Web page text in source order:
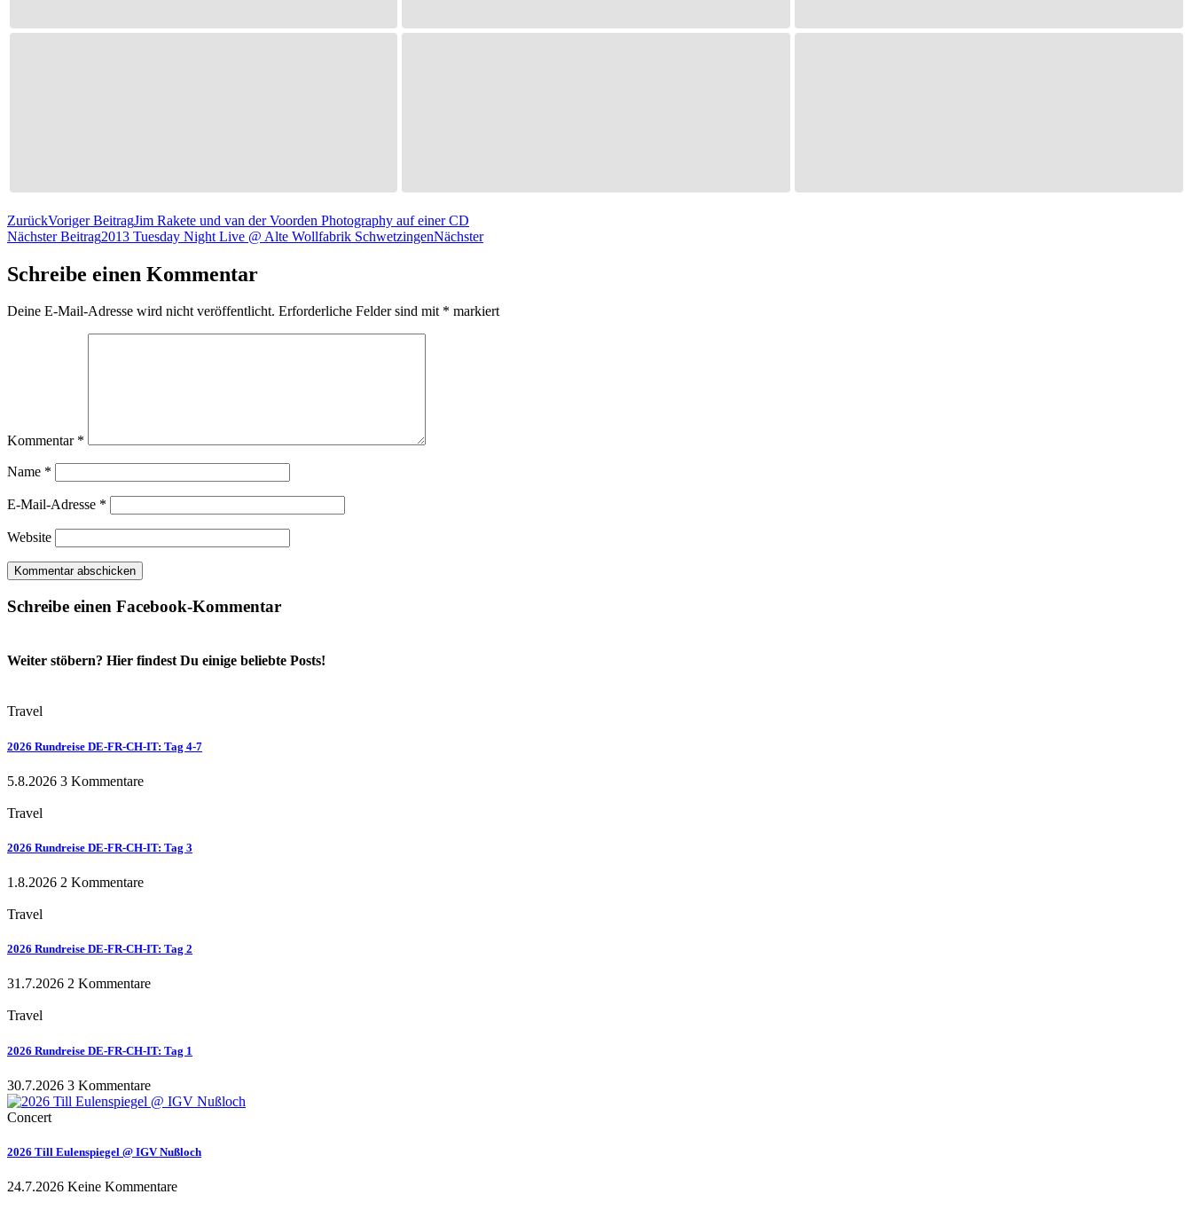
ZurückVoriger BeitragJim Rakete und van der Voorden Photography auf einer CD
Nächster Beitrag2013 Tuesday Night Live @ Alte Wollfabrik SchwetzingenNächster
Schreibe einen Kommentar
Deine E-Mail-Adresse wird nicht veröffentlicht. Erforderliche Felder sind mit * markiert
Kommentar *
Name *
E-Mail-Adresse *
Website
Schreibe einen Facebook-Kommentar
Weiter stöbern? Hier findest Du einige beliebte Posts!
Travel
2026 Rundreise DE-FR-CH-IT: Tag 4-7
5.8.2026 3 Kommentare
Travel
2026 Rundreise DE-FR-CH-IT: Tag 3
1.8.2026 2 Kommentare
Travel
2026 Rundreise DE-FR-CH-IT: Tag 2
31.7.2026 2 Kommentare
Travel
2026 Rundreise DE-FR-CH-IT: Tag 1
30.7.2026 3 Kommentare
Concert
2026 Till Eulenspiegel @ IGV Nußloch
24.7.2026 Keine Kommentare